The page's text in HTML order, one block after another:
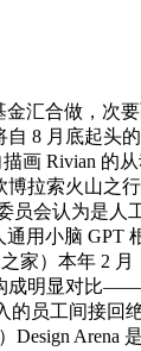
汇合做，次
8 月底起头的
画 Rivian 的
拉索火山之
员会认为是人
用小脑 GPT
家）本年 2 月
成明显对比
的员工间接回
Design Arena